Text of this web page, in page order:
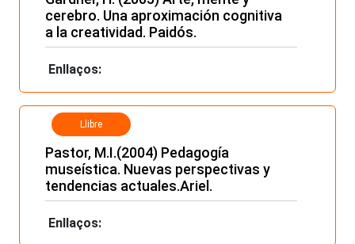
cerebro. Una aproximación cognitiva
a la creatividad. Paidós.
Enllaços:
Llibre
Pastor, M.I.(2004) Pedagogía
museística. Nuevas perspectivas y
tendencias actuales.Ariel.
Enllaços: